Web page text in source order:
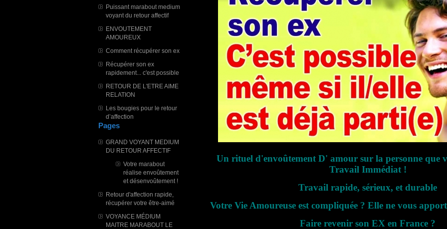
Puissant marabout medium
voyant du retour affectif
ENVOUTEMENT
AMOUREUX
Comment récupérer son ex
Récupérer son ex
rapidement... c'est possible
RETOUR DE L'ETRE AIME
RELATION
Les bougies pour le retour
d’affection
Pages
GRAND VOYANT MEDIUM
DU RETOUR AFFECTIF
Votre marabout
réalise envoûtement
et désenvoûtement !
Retour d'affection rapide,
récupérer votre être-aimé
VOYANCE MÉDIUM
MAITRE MARABOUT LE
Un rituel d'envoûtement D' amour sur la personne que
Travail Immédiat !
Travail rapide, sérieux, et durable
Votre Vie Amoureuse est compliquée ? Elle ne vous
Faire revenir son EX en France ?